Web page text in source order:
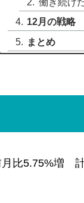
12月の戦略
まとめ
比5.75%増 計